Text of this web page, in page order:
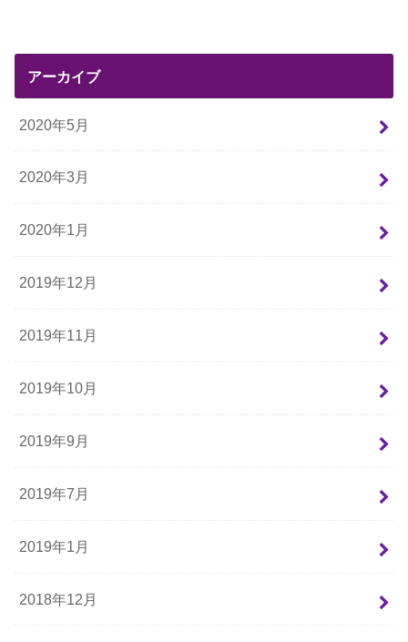
アーカイブ
2020年5月
2020年3月
2020年1月
2019年12月
2019年11月
2019年10月
2019年9月
2019年7月
2019年1月
2018年12月